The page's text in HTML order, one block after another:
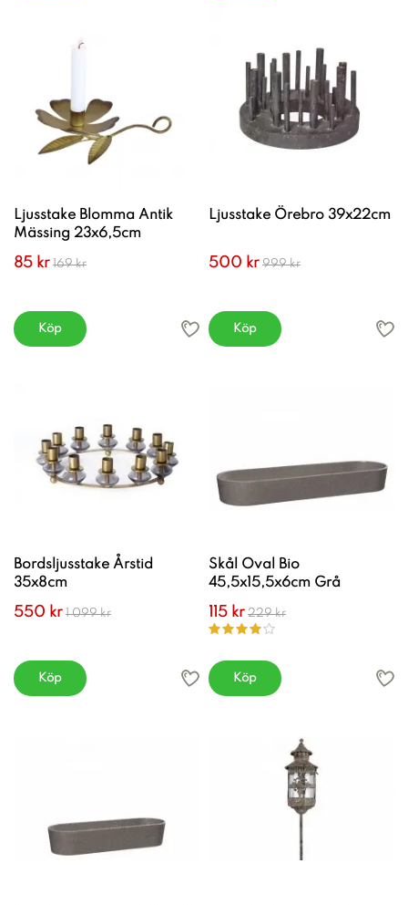
Ljusstake Blomma Antik
Mässing 23x6,5cm
85 kr 169 kr
Köp
Ljusstake Örebro 39x22cm
500 kr 999 kr
Köp
Bordsljusstake Årstid
35x8cm
550 kr 1 099 kr
Köp
Skål Oval Bio
45,5x15,5x6cm Grå
115 kr 229 kr
Köp